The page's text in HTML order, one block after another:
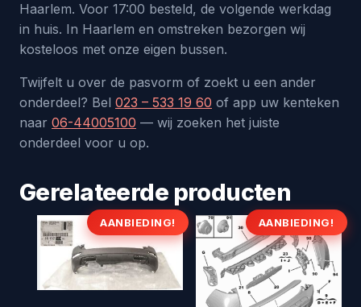
Haarlem. Voor 17:00 besteld, de volgende werkdag
in huis. In Haarlem en omstreken bezorgen wij
kosteloos met onze eigen bussen.
Twijfelt u over de pasvorm of zoekt u een ander
onderdeel? Bel 023 – 533 19 60 of app uw kenteken
naar 06-44005100 — wij zoeken het juiste
onderdeel voor u op.
Gerelateerde producten
AANBIEDING! AANBIEDING!